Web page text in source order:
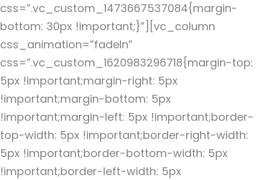
css=”.vc_custom_1473667537084{margin-
bottom: 30px !important;}”][vc_column
css_animation=”fadeIn”
css=”.vc_custom_1620983296718{margin-top:
5px !important;margin-right: 5px
!important;margin-bottom: 5px
!important;margin-left: 5px !important;border-
top-width: 5px !important;border-right-width:
5px !important;border-bottom-width: 5px
!important;border-left-width: 5px